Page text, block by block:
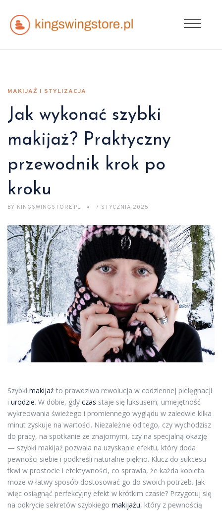
MAKIJAŻ I STYLIZACJA
Jak wykonać szybki
makijaż? Praktyczny
przewodnik krok po
kroku
BY KINGSWINGSTORE.PL 7 STYCZNIA 2025
Szybki makijaż to prawdziwa rewolucja w codziennej pielęgnacji
i urodzie. W dobie, gdy czas staje się luksusem, umiejętność
wykreowania świeżego i promiennego wyglądu w zaledwie kilka
minut zyskuje na wartości. Niezależnie od tego, czy wychodzisz
do pracy, na spotkanie ze znajomymi, czy na specjalną okazję
— szybki makijaż pozwala na uzyskanie efektu, który doda
pewności siebie i podkreśli naturalne piękno. Klucz do sukcesu
tkwi w prostocie i efektywności, co sprawia, że każda kobieta
może w łatwy sposób dostosować go do swoich potrzeb. Jak
więc osiągnąć perfekcyjny efekt w krótkim czasie? Przygotuj się
na odkrycie sekretów szybkiego makijażu, który z pewnością